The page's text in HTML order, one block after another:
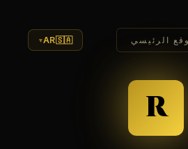
الرئيسي 🇸🇦
AR
▾
R